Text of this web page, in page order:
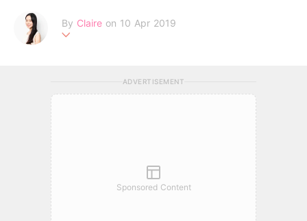
By Claire on 10 Apr 2019
ADVERTISEMENT
Sponsored Content